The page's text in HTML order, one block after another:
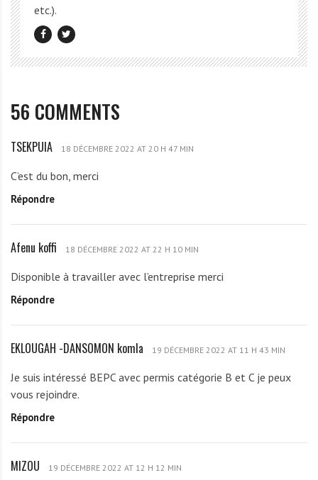
etc.).
56 COMMENTS
T
E
K
I
TSEKPUIA 18 DÉCEMBRE 2022 AT 20 H 47 MIN
C’est du bon, merci
Répondre
A
e
n
o
f
Afenu koffi 18 DÉCEMBRE 2022 AT 22 H 10 MIN
Disponible à travailler avec l’entreprise merci
Répondre
E
L
O
U
H
EKLOUGAH -DANSOMON komla 19 DÉCEMBRE 2022 AT 11 H 43 MIN
Je suis intéressé BEPC avec permis catégorie B et C je peux
vous rejoindre.
Répondre
M
MIZOU 19 DÉCEMBRE 2022 AT 12 H 12 MIN